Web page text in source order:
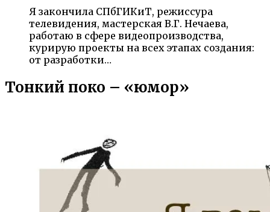
Я закончила СПбГИКиТ, режиссура
телевидения, мастерская В.Г. Нечаева,
работаю в сфере видеопроизводства,
курирую проекты на всех этапах создания:
от разработки…
Тонкий поко – «юмор»